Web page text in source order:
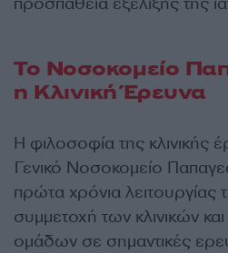
Το Νοσοκομείο
η Κλινική Έρευνα
Η φιλοσοφία της κλινικής
Γενικό Νοσοκομείο
πρώτα χρόνια λειτουργίας
συμμετοχή των κλινικών
ομάδων σε σημαντικές